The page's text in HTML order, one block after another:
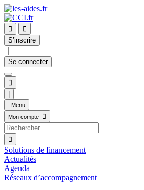


S’inscrire
Se connecter

Menu
Mon compte


Solutions de financement
Actualités
Agenda
Réseaux d’accompagnement